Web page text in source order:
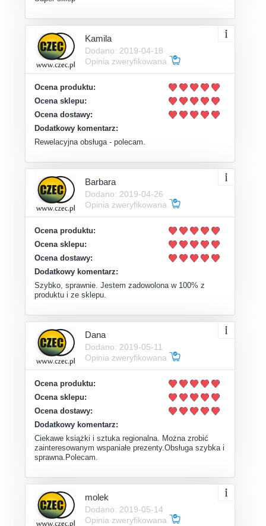
Kamila
Dodano: 2019-04-18
Opinia zweryfikowana
Ocena produktu:
Ocena sklepu:
Ocena dostawy:
Dodatkowy komentarz:
Rewelacyjna obsługa - polecam.
Barbara
Dodano: 2019-04-26
Opinia zweryfikowana
Ocena produktu:
Ocena sklepu:
Ocena dostawy:
Dodatkowy komentarz:
Szybko, sprawnie. Jestem zadowolona w 100% z
produktu i ze sklepu.
Dana
Dodano: 2019-05-11
Opinia zweryfikowana
Ocena produktu:
Ocena sklepu:
Ocena dostawy:
Dodatkowy komentarz:
Ciekawe książki i sztuka regionalna. Można zrobić
zainteresowanym wspaniałe prezenty.Obsługa szybka i
sprawna.Polecam.
molek
Dodano: 2019-05-14
Opinia zweryfikowana